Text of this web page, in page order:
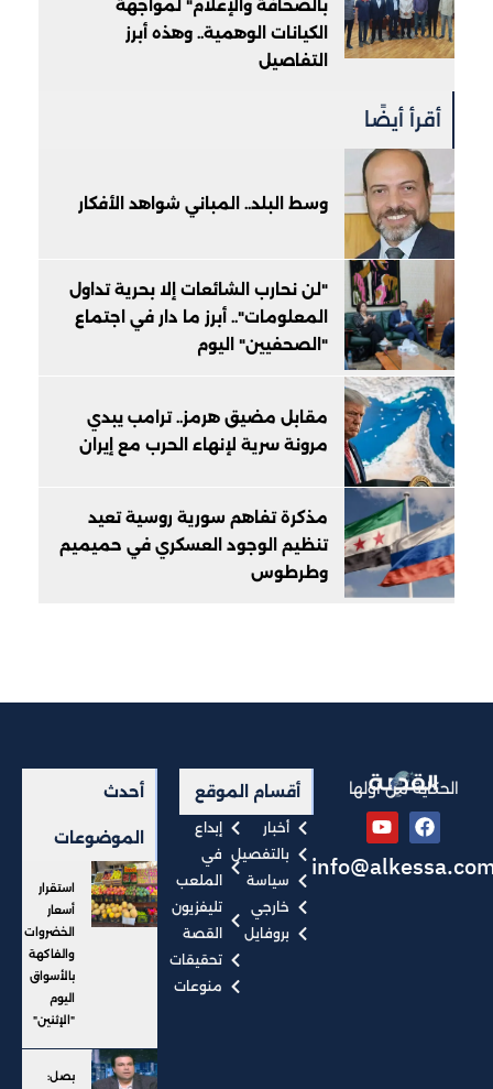
بالصحافة والإعلام" لمواجهة
الكيانات الوهمية.. وهذه أبرز
التفاصيل
أقرأ أيضًا
وسط البلد.. المباني شواهد الأفكار
"لن نحارب الشائعات إلا بحرية تداول
المعلومات".. أبرز ما دار في اجتماع
"الصحفيين" اليوم
مقابل مضيق هرمز.. ترامب يبدي
مرونة سرية لإنهاء الحرب مع إيران
مذكرة تفاهم سورية روسية تعيد
تنظيم الوجود العسكري في حميميم
وطرطوس
الحكاية من أولها أقسام الموقع
أخبار
بالتفصيل
سياسة
خارجي
بروفايل
إبداع
في
الملعب
تليفزيون
القصة
تحقيقات
منوعات
أحدث
الموضوعات
استقرار
أسعار
الخضروات
والفاكهة
بالأسواق
اليوم
"الإثنين"
بصل: